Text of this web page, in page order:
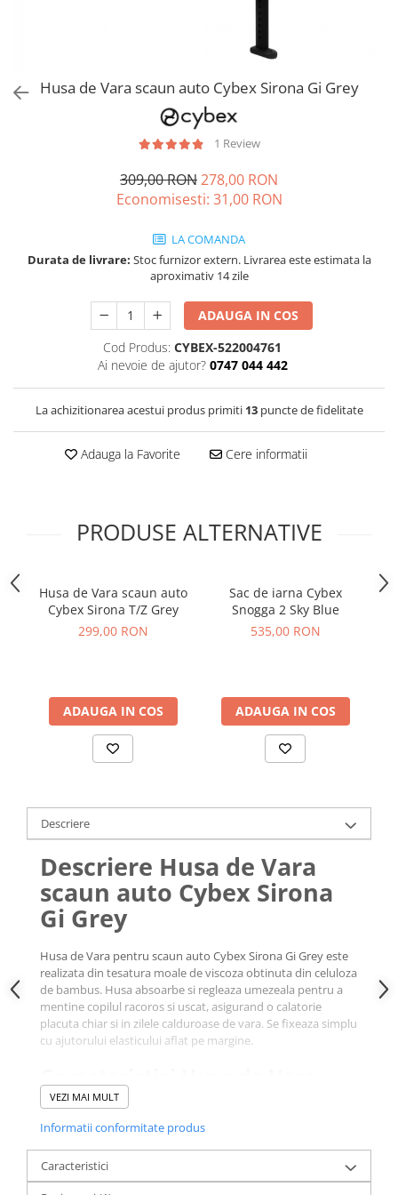
Jucarii electronice
Frumusete si Bijuterii
Husa de Vara scaun auto Cybex Sirona Gi Grey
1 Review
309,00 RON278,00 RON
Economisesti: 31,00 RON
LA COMANDA
Durata de livrare: Stoc furnizor extern. Livrarea este estimata la
aproximativ 14 zile
ADAUGA IN COS
Cod Produs: CYBEX-522004761
Ai nevoie de ajutor? 0747 044 442
La achizitionarea acestui produs primiti 13puncte de fidelitate
Adauga la Favorite Cere informatii
PRODUSE ALTERNATIVE
Husa de Vara scaun auto
Cybex Sirona T/Z Grey
299,00 RON
ADAUGA IN COS
Sac de iarna Cybex
Snogga 2 Sky Blue
535,00 RON
ADAUGA IN COS
Descriere
Descriere Husa de Vara
scaun auto Cybex Sirona
Gi Grey
Husa de Vara pentru scaun auto Cybex Sirona Gi Grey este
realizata din tesatura moale de viscoza obtinuta din celuloza
de bambus. Husa absoarbe si regleaza umezeala pentru a
mentine copilul racoros si uscat, asigurand o calatorie
placuta chiar si in zilele calduroase de vara. Se fixeaza simplu
cu ajutorului elasticului aflat pe margine.
scaun auto Cybex Sirona Gi
Grey:
Absoarbe si regleaza umiditatea.
Material textil moale si confortabil.
Tesatura de viscoza prietenoasa cu pielea, fabricata din
VEZI MAI MULT
Informatii conformitate produs
Caracteristici